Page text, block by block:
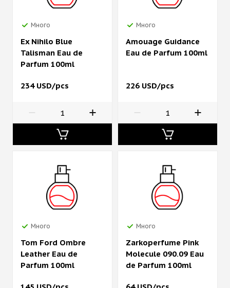
Много
Ex Nihilo Blue
Talisman Eau de
Parfum 100ml
234 USD/pcs
Много
Amouage Guidance
Eau de Parfum 100ml
226 USD/pcs
Много
Tom Ford Ombre
Leather Eau de
Parfum 100ml
Много
Zarkoperfume Pink
Molecule 090.09 Eau
de Parfum 100ml